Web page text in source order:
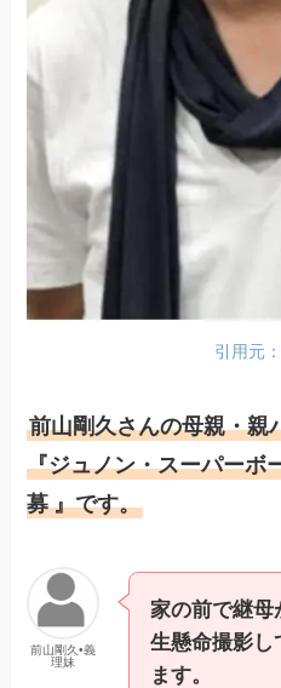
引用元
前山剛久さんの母親・親
『ジュノン・スーパーボ
募 』です。
前山剛久•義
理妹
家の前で継母
生懸命撮影し
ます。